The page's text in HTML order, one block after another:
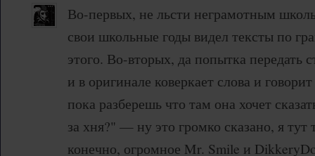
Во-первых, не льсти неграмотным
свои школьные годы видел тексты по
этого. Во-вторых, да попытка передать
и в оригинале коверкает слова и
пока разберешь что там она хочет
за хня?" — ну это громко сказано, я тут
конечно, огромное Mr. Smile и